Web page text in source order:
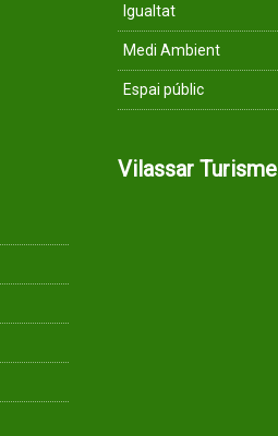
Igualtat
Medi Ambient
Espai públic
Vilassar Turisme